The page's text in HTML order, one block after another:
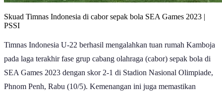
Skuad Timnas Indonesia di cabor sepak bola SEA Games 2023 |
PSSI
Timnas Indonesia U-22 berhasil mengalahkan tuan rumah Kamboja
pada laga terakhir fase grup cabang olahraga (cabor) sepak bola di
SEA Games 2023 dengan skor 2-1 di Stadion Nasional Olimpiade,
Phnom Penh, Rabu (10/5). Kemenangan ini juga memastikan